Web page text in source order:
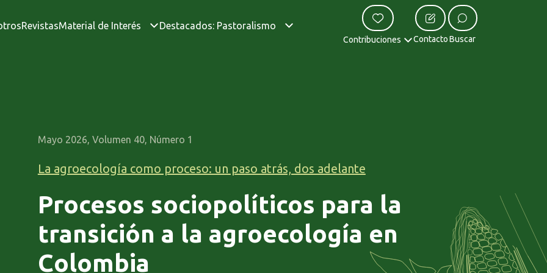
RevistasMaterial de Interés Destacados: Pastoralismo
Contribuciones Contacto Buscar
Mayo 2026, Volumen 40, Número 1
La agroecología como proceso: un paso atrás, dos adelante
Procesos sociopolíticos para la
transición a la agroecología en
Colombia